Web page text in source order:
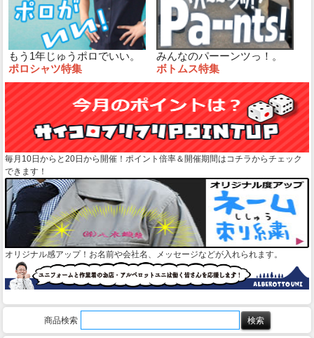
もう1年じゅうポロでいい。
ポロシャツ特集
みんなのパーーンツっ！。
ボトムス特集
毎月10日からと20日から開催！ポイント倍率＆開催期間はコチラからチェック
できます！
オリジナル感アップ！お名前や会社名、メッセージなどが入れられます。
商品検索